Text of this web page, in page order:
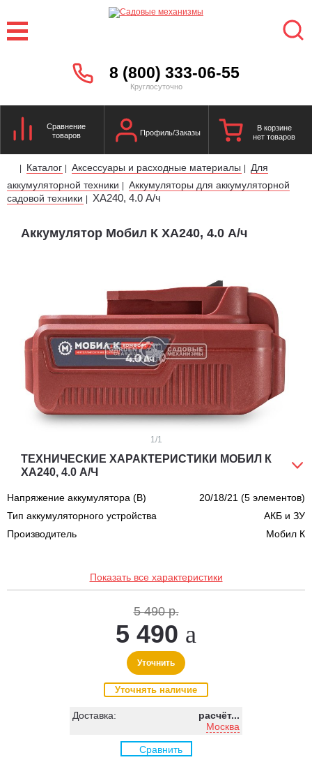
8 (800) 333-06-55
Круглосуточно
Сравнение
товаров
Профиль/Заказы
В корзине
нет товаров
| Каталог | Аксессуары и расходные материалы |
Для
аккумуляторной техники | Аккумуляторы для аккумуляторной
садовой техники | XA240, 4.0 А/ч
Аккумулятор Мобил К XA240, 4.0 А/ч
1/1
ТЕХНИЧЕСКИЕ ХАРАКТЕРИСТИКИ МОБИЛ К
XA240, 4.0 А/Ч
Напряжение аккумулятора (В)
20/18/21 (5 элементов)
Тип аккумуляторного устройства
АКБ и ЗУ
Производитель
Мобил К
Показать все характеристики
5 490 р.
5 490
Уточнить
Уточнять наличие
Доставка:
расчёт...
Москва
Сравнить